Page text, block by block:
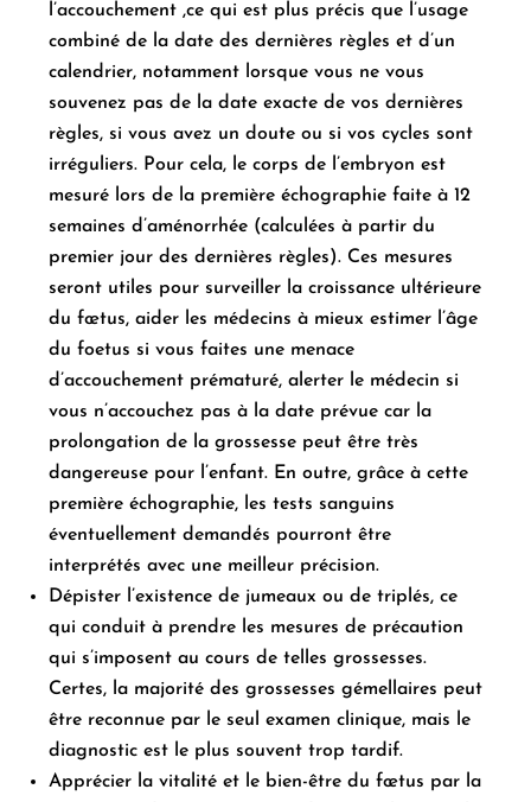
l’accouchement ,ce qui est plus précis que l’usage
combiné de la date des dernières règles et d’un
calendrier, notamment lorsque vous ne vous
souvenez pas de la date exacte de vos dernières
règles, si vous avez un doute ou si vos cycles sont
irréguliers. Pour cela, le corps de l’embryon est
mesuré lors de la première échographie faite à 12
semaines d’aménorrhée (calculées à partir du
premier jour des dernières règles). Ces mesures
seront utiles pour surveiller la croissance ultérieure
du fœtus, aider les médecins à mieux estimer l’âge
du foetus si vous faites une menace
d’accouchement prématuré, alerter le médecin si
vous n’accouchez pas à la date prévue car la
prolongation de la grossesse peut être très
dangereuse pour l’enfant. En outre, grâce à cette
première échographie, les tests sanguins
éventuellement demandés pourront être
interprétés avec une meilleur précision.
Dépister l’existence de jumeaux ou de triplés, ce
qui conduit à prendre les mesures de précaution
qui s’imposent au cours de telles grossesses.
Certes, la majorité des grossesses gémellaires peut
être reconnue par le seul examen clinique, mais le
diagnostic est le plus souvent trop tardif.
Apprécier la vitalité et le bien-être du fœtus par la